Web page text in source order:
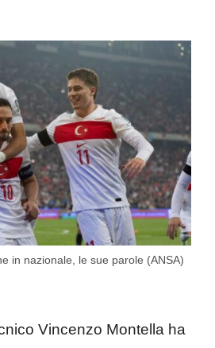
in nazionale, le sue parole (ANSA)
Vincenzo Montella ha